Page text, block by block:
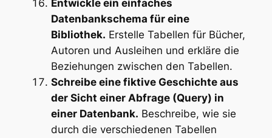
Entwickle ein einfaches
Datenbankschema für eine
Bibliothek. Erstelle Tabellen für Bücher,
Autoren und Ausleihen und erkläre die
Beziehungen zwischen den Tabellen.
Schreibe eine fiktive Geschichte aus
der Sicht einer Abfrage (Query) in
einer Datenbank. Beschreibe, wie sie
durch die verschiedenen Tabellen